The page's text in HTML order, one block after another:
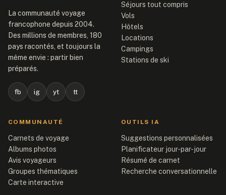
La communauté voyage
francophone depuis 2004.
Des millions de membres, 180
pays racontés, et toujours la
même envie : partir bien
préparés.
fb ig yt tt
Séjours tout compris
Vols
Hôtels
Locations
Campings
Stations de ski
COMMUNAUTÉ
Carnets de voyage
Albums photos
Avis voyageurs
Groupes thématiques
Carte interactive
OUTILS IA
Suggestions personnalisées
Planificateur jour-par-jour
Résumé de carnet
Recherche conversationnelle